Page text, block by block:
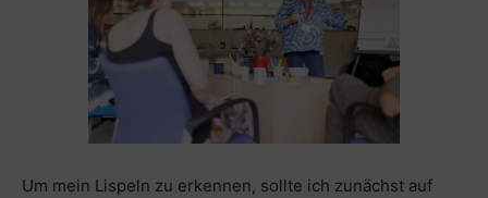
Um mein Lispeln zu erkennen, sollte ich zunächst auf